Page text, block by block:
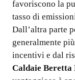
favoriscono la
tasso di
Dall’altra parte
generalmente
incentivi e dal
Caldaie